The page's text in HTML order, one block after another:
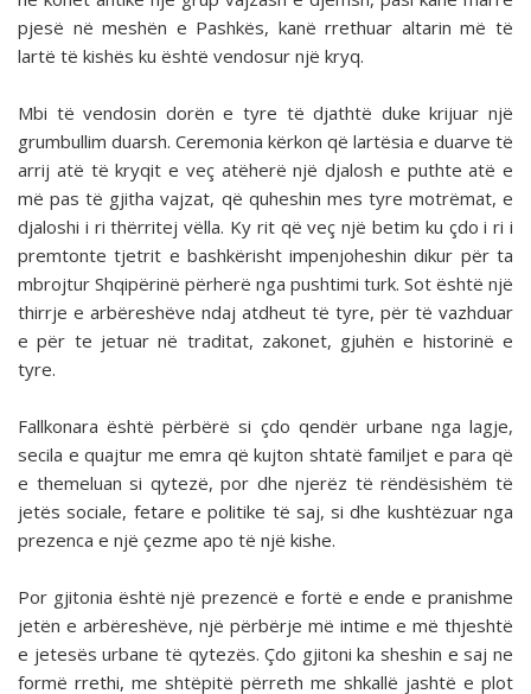
pjesë në meshën e Pashkës, kanë rrethuar altarin më të
lartë të kishës ku është vendosur një kryq.
Mbi të vendosin dorën e tyre të djathtë duke krijuar një
grumbullim duarsh. Ceremonia kërkon që lartësia e duarve të
arrij atë të kryqit e veç atëherë një djalosh e puthte atë e
më pas të gjitha vajzat, që quheshin mes tyre motrëmat, e
djaloshi i ri thërritej vëlla. Ky rit që veç një betim ku çdo i ri i
premtonte tjetrit e bashkërisht impenjoheshin dikur për ta
mbrojtur Shqipërinë përherë nga pushtimi turk. Sot është një
thirrje e arbëreshëve ndaj atdheut të tyre, për të vazhduar
e për te jetuar në traditat, zakonet, gjuhën e historinë e
tyre.
Fallkonara është përbërë si çdo qendër urbane nga lagje,
secila e quajtur me emra që kujton shtatë familjet e para që
e themeluan si qytezë, por dhe njerëz të rëndësishëm të
jetës sociale, fetare e politike të saj, si dhe kushtëzuar nga
prezenca e një çezme apo të një kishe.
Por gjitonia është një prezencë e fortë e ende e pranishme
jetën e arbëreshëve, një përbërje më intime e më thjeshtë
e jetesës urbane të qytezës. Çdo gjitoni ka sheshin e saj ne
formë rrethi, me shtëpitë përreth me shkallë jashtë e plot